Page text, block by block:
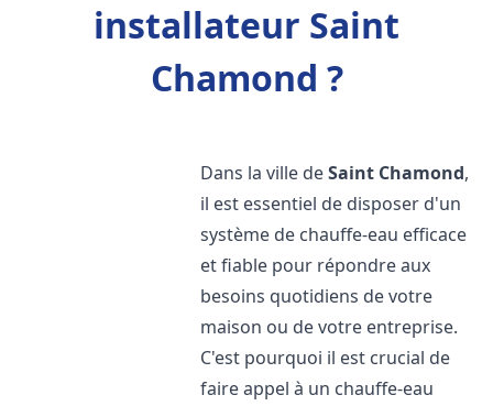
installateur Saint
Chamond ?
Dans la ville deSaint Chamond,
il est essentiel de disposer d'un
système de chauffe-eau efficace
et fiable pour répondre aux
besoins quotidiens de votre
maison ou de votre entreprise.
C'est pourquoi il est crucial de
faire appel à un chauffe-eau